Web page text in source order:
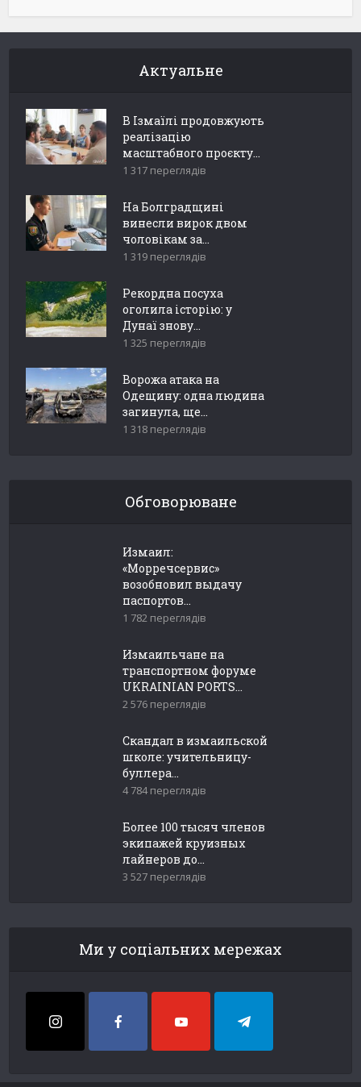
Актуальне
В Ізмаїлі продовжують
реалізацію
масштабного проєкту...
1 317 переглядів
На Болградщині
винесли вирок двом
чоловікам за...
1 319 переглядів
Рекордна посуха
оголила історію: у
Дунаї знову...
1 325 переглядів
Ворожа атака на
Одещину: одна людина
загинула, ще...
1 318 переглядів
Обговорюване
Измаил:
«Морречсервис»
возобновил выдачу
паспортов...
1 782 переглядів
Измаильчане на
транспортном форуме
UKRAINIAN PORTS...
2 576 переглядів
Скандал в измаильской
школе: учительницу-
буллера...
4 784 переглядів
Более 100 тысяч членов
экипажей круизных
лайнеров до...
3 527 переглядів
Ми у соціальних мережах